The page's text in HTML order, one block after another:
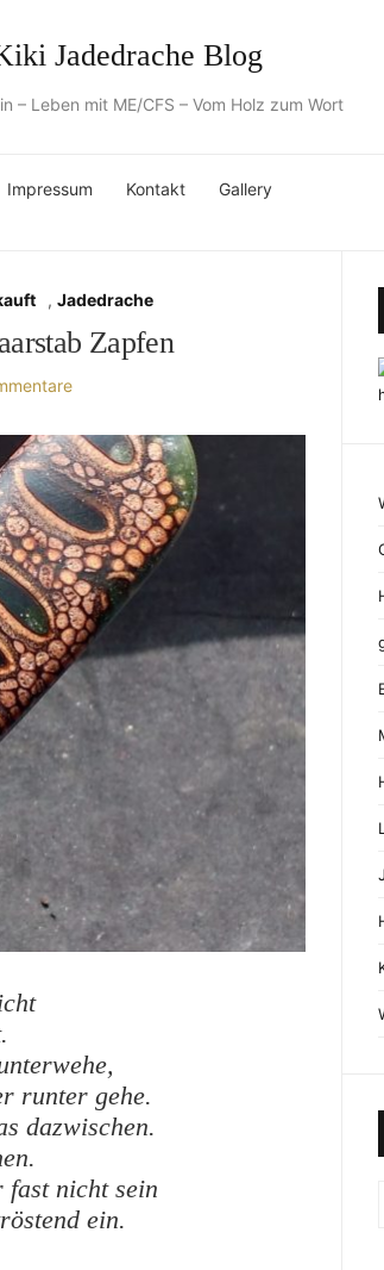
– Leben mit ME/CFS – Vom Holz zum Wort
Impressum Kontakt
Gallery
,Jadedrache
Zapfen
runter gehe.
dazwischen.
fast nicht sein
ein.